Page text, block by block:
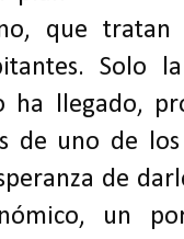
que
Solo
ha llegado,
de uno de
de
un